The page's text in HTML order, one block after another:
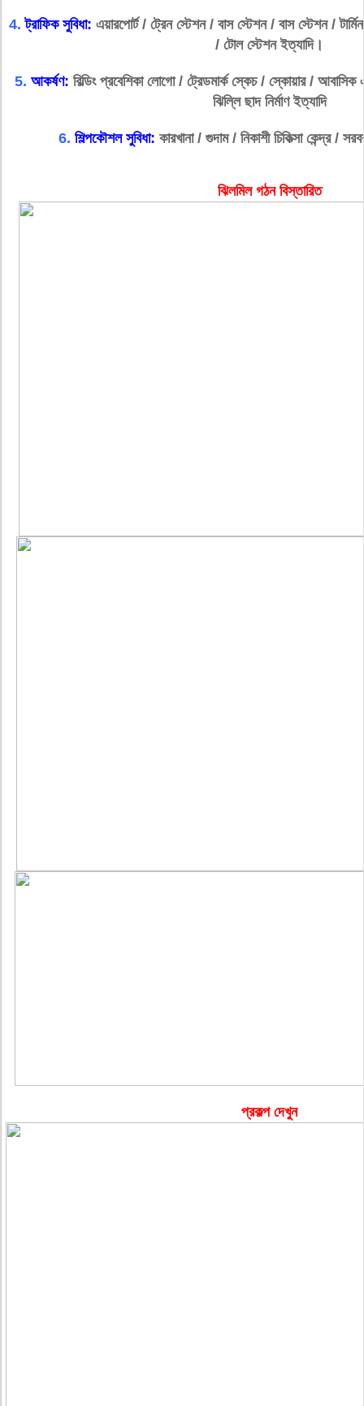
4. ট্রাফিক সুবিধা: এয়ারপোর্ট / ট্রেন স্টেশন / বাস স্টেশন / বাস স্টেশন /
/ টোল স্টেশন ইত্যাদি।
5. আকর্ষণ: বিল্ডিং প্রবেশিকা লোগো / ট্রেডমার্ক স্কেচ / স্কোয়ার /
ঝিল্লি ছাদ নির্মাণ ইত্যাদি
6. শিল্পকৌশল সুবিধা: কারখানা / গুদাম / নিকাশী চিকিত্সা কেন্দ্র /
ঝিলমিল গঠন বিস্তারিত
প্রকল্প দেখুন